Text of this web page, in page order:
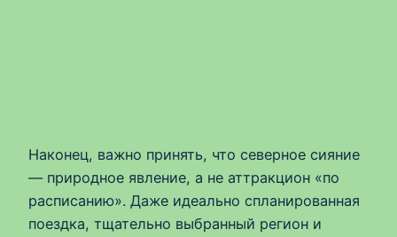
Наконец, важно принять, что северное сияние
— природное явление, а не аттракцион «по
расписанию». Даже идеально спланированная
поездка, тщательно выбранный регион и